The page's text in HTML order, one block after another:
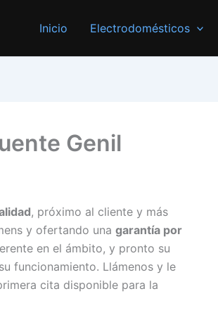
Inicio Electrodomésticos
Genil
, próximo al cliente y más
y ofertando una garantía por
en el ámbito, y pronto su
funcionamiento. Llámenos y le
cita disponible para la